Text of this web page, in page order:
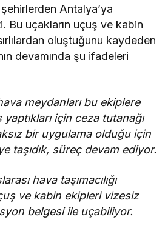
şehirlerden Antalya’ya
Bu uçakların uçuş ve kabin
oluştuğunu kaydeden
devamında şu ifadeleri
meydanları bu ekiplere
için ceza tutanağı
bir uygulama olduğu için
taşıdık, süreç devam ediyor.
hava taşımacılığı
ve kabin ekipleri vizesiz
belgesi ile uçabiliyor.